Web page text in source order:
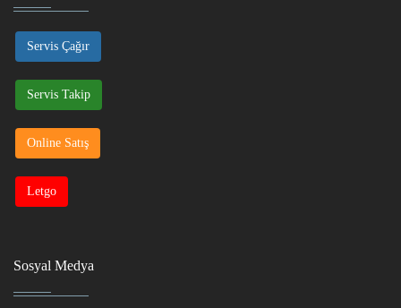
Servis Çağır
Servis Takip
Online Satış
Letgo
Sosyal Medya